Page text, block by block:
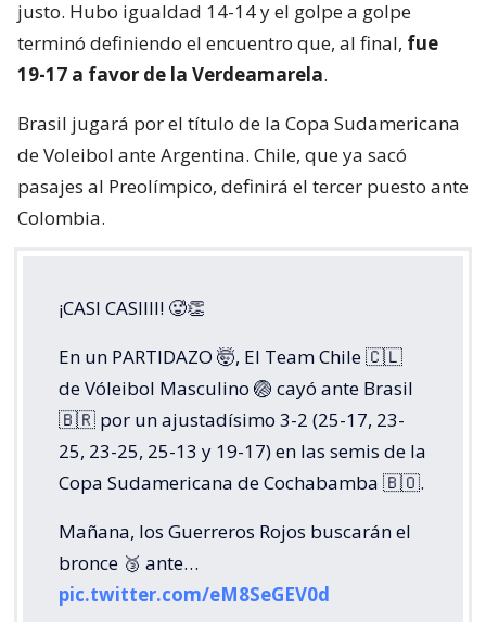
justo. Hubo igualdad 14-14 y el golpe a golpe
terminó definiendo el encuentro que, al final, fue
19-17 a favor de la Verdeamarela.
Brasil jugará por el título de la Copa Sudamericana
de Voleibol ante Argentina. Chile, que ya sacó
pasajes al Preolímpico, definirá el tercer puesto ante
Colombia.
¡CASI CASIIII! 🥵👏
En un PARTIDAZO 🤯, El Team Chile 🇨🇱
de Vóleibol Masculino 🏐 cayó ante Brasil
🇧🇷 por un ajustadísimo 3-2 (25-17, 23-
25, 23-25, 25-13 y 19-17) en las semis de la
Copa Sudamericana de Cochabamba 🇧🇴.
Mañana, los Guerreros Rojos buscarán el
bronce 🥉 ante…
pic.twitter.com/eM8SeGEV0d